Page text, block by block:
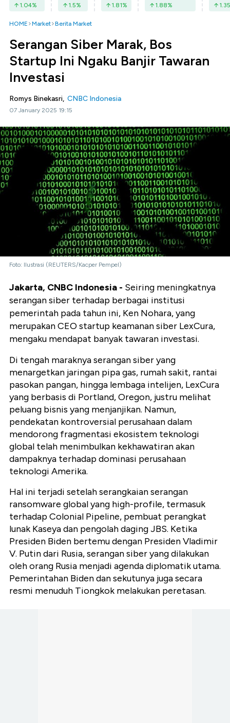
1.04% 1.5% 1.81% 1.88% 1.35
HOME Market Berita Market
Serangan Siber Marak, Bos
Startup Ini Ngaku Banjir Tawaran
Investasi
Romys Binekasri, CNBC Indonesia
07 January 2025 19:15
Foto: Ilustrasi (REUTERS/Kacper Pempel)
Jakarta, CNBC Indonesia - Seiring meningkatnya
serangan siber terhadap berbagai institusi
pemerintah pada tahun ini, Ken Nohara, yang
merupakan CEO startup keamanan siber LexCura,
mengaku mendapat banyak tawaran investasi.
Di tengah maraknya serangan siber yang
menargetkan jaringan pipa gas, rumah sakit, rantai
pasokan pangan, hingga lembaga intelijen, LexCura
yang berbasis di Portland, Oregon, justru melihat
peluang bisnis yang menjanjikan. Namun,
pendekatan kontroversial perusahaan dalam
mendorong fragmentasi ekosistem teknologi
global telah menimbulkan kekhawatiran akan
dampaknya terhadap dominasi perusahaan
teknologi Amerika.
Hal ini terjadi setelah serangkaian serangan
ransomware global yang high-profile, termasuk
terhadap Colonial Pipeline, pembuat perangkat
lunak Kaseya dan pengolah daging JBS. Ketika
Presiden Biden bertemu dengan Presiden Vladimir
V. Putin dari Rusia, serangan siber yang dilakukan
oleh orang Rusia menjadi agenda diplomatik utama.
Pemerintahan Biden dan sekutunya juga secara
resmi menuduh Tiongkok melakukan peretasan.